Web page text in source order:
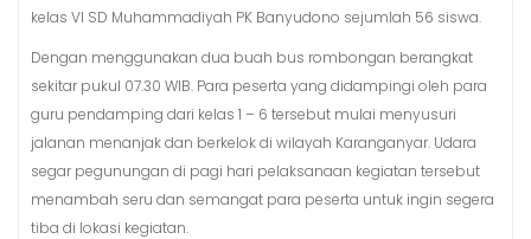
kelas VI SD Muhammadiyah PK Banyudono sejumlah 56 siswa.
Dengan menggunakan dua buah bus rombongan berangkat
sekitar pukul 07.30 WIB. Para peserta yang didampingi oleh para
guru pendamping dari kelas 1 – 6 tersebut mulai menyusuri
jalanan menanjak dan berkelok di wilayah Karanganyar. Udara
segar pegunungan di pagi hari pelaksanaan kegiatan tersebut
menambah seru dan semangat para peserta untuk ingin segera
tiba di lokasi kegiatan.